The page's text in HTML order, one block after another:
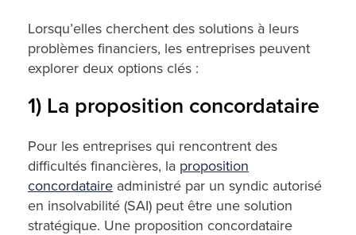
Lorsqu’elles cherchent des solutions à leurs
problèmes financiers, les entreprises peuvent
explorer deux options clés :
1) La proposition concordataire
Pour les entreprises qui rencontrent des
difficultés financières, la proposition
concordataire administré par un syndic autorisé
en insolvabilité (SAI) peut être une solution
stratégique. Une proposition concordataire